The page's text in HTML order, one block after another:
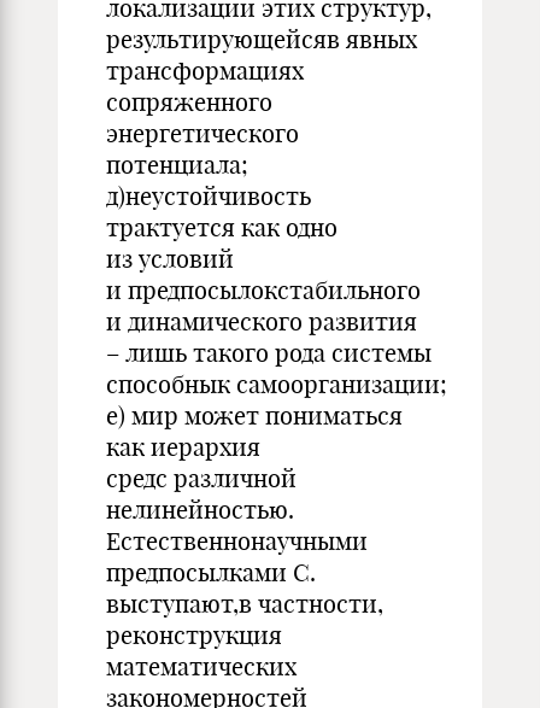
локализации этих структур,
результирующейсяв явных
трансформациях
сопряженного
энергетического
потенциала;
д)неустойчивость
трактуется как одно
из условий
и предпосылокстабильного
и динамического развития
– лишь такого рода системы
способнык самоорганизации;
е) мир может пониматься
как иерархия
средс различной
нелинейностью.
Естественнонаучными
предпосылками С.
выступают,в частности,
реконструкция
математических
закономерностей